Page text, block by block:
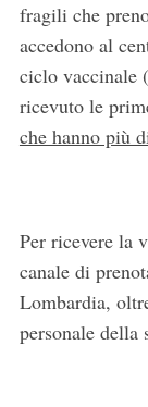
fragili che
accedono al
ciclo vaccinale
ricevuto le
che hanno più
Per ricevere la
canale di
Lombardia,
personale della